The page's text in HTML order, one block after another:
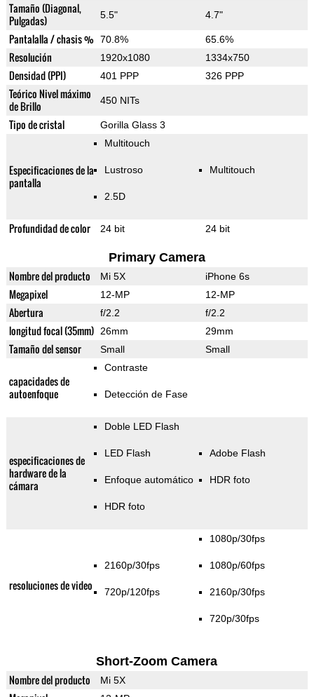
Tamaño (Diagonal,
Pulgadas)
5.5" 4.7"
Pantalalla / chasis % 70.8% 65.6%
Resolución 1920x1080 1334x750
Densidad (PPI) 401 PPP 326 PPP
Teórico Nivel máximo
de Brillo
450 NITs
Tipo de cristal Gorilla Glass 3
Especificaciones de la
pantalla
Multitouch
Lustroso
2.5D
Multitouch
Profundidad de color 24 bit 24 bit
Primary Camera
Nombre del producto Mi 5X iPhone 6s
Megapixel 12-MP 12-MP
Abertura f/2.2 f/2.2
longitud focal (35mm) 26mm 29mm
Tamaño del sensor Small Small
capacidades de
autoenfoque
Contraste
Detección de Fase
especificaciones de
hardware de la
cámara
Doble LED Flash
LED Flash
Enfoque automático
HDR foto
Adobe Flash
HDR foto
resoluciones de video
2160p/30fps
720p/120fps
1080p/30fps
1080p/60fps
2160p/30fps
720p/30fps
Short-Zoom Camera
Nombre del producto Mi 5X